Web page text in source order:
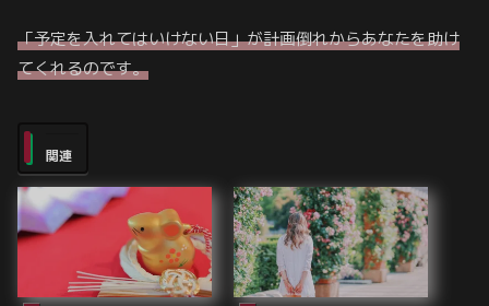
「予定を入れてはいけない日」が計画倒れからあなたを助け
てくれるのです。
関連